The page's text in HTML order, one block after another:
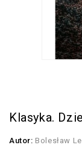
Klasyka.
Autor: Bolesław